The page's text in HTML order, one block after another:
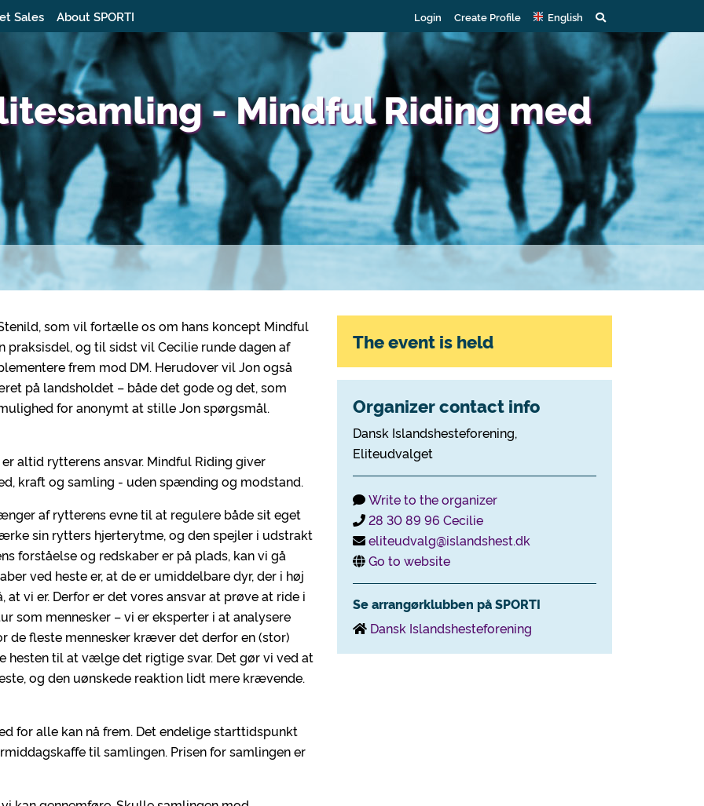
Sales About SPORTI Login Create Profile English
- Mindful Riding med
som vil fortælle os om hans koncept Mindful
praksisdel, og til sidst vil Cecilie runde dagen af
frem mod DM. Herudover vil Jon også
på landsholdet – både det gode og det, som
for anonymt at stille Jon spørgsmål.
altid rytterens ansvar. Mindful Riding giver
kraft og samling - uden spænding og modstand.
af rytterens evne til at regulere både sit eget
sin rytters hjerterytme, og den spejler i udstrakt
forståelse og redskaber er på plads, kan vi gå
ved heste er, at de er umiddelbare dyr, der i høj
vi er. Derfor er det vores ansvar at prøve at ride i
som mennesker – vi er eksperter i at analysere
de fleste mennesker kræver det derfor en (stor)
til at vælge det rigtige svar. Det gør vi ved at
og den uønskede reaktion lidt mere krævende.
for alle kan nå frem. Det endelige starttidspunkt
til samlingen. Prisen for samlingen er
The event is held
Organizer contact info
Dansk Islandshesteforening,
Eliteudvalget
Write to the organizer
28 30 89 96 Cecilie
eliteudvalg@islandshest.dk
Go to website
Se arrangørklubben på SPORTI
Dansk Islandshesteforening